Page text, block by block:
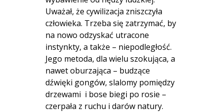
Uważał, że cywilizacja zniszczyła
człowieka. Trzeba się zatrzymać, by
na nowo odzyskać utracone
instynkty, a także – niepodległość.
Jego metoda, dla wielu szokująca, a
nawet oburzająca – budzące
dźwięki gongów, slalomy pomiędzy
drzewami i bose biegi po rosie –
czerpała z ruchu i darów natury.